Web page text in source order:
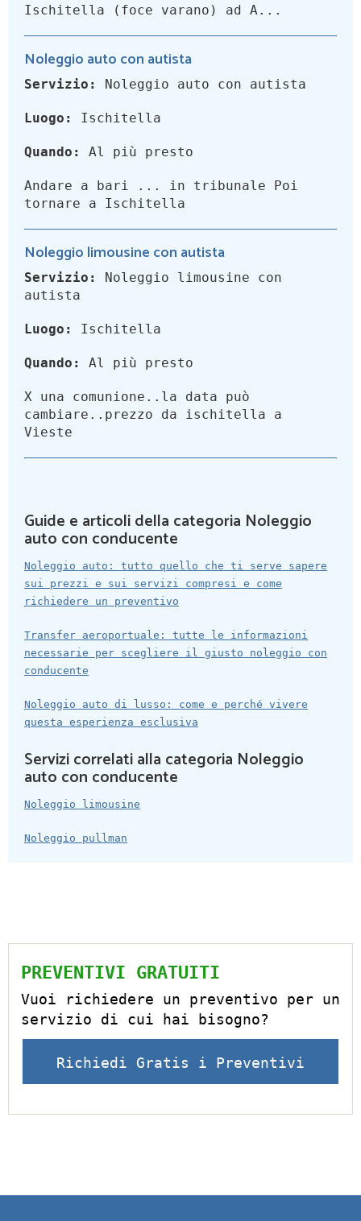
Ischitella (foce varano) ad A...
Noleggio auto con autista
Servizio: Noleggio auto con autista
Luogo: Ischitella
Quando: Al più presto
Andare a bari ... in tribunale Poi
tornare a Ischitella
Noleggio limousine con autista
Servizio:
Noleggio limousine con
autista
Luogo: Ischitella
Quando: Al più presto
X una comunione..la data può
cambiare..prezzo da ischitella a
Vieste
Guide e articoli della categoria Noleggio
auto con conducente
Noleggio auto: tutto quello che ti serve sapere
sui prezzi e sui servizi compresi e come
richiedere un preventivo
Transfer aeroportuale: tutte le informazioni
necessarie per scegliere il giusto noleggio con
conducente
Noleggio auto di lusso: come e perché vivere
questa esperienza esclusiva
Servizi correlati alla categoria Noleggio
auto con conducente
Noleggio limousine
Noleggio pullman
PREVENTIVI GRATUITI
Vuoi richiedere un preventivo per un
servizio di cui hai bisogno?
Richiedi Gratis i Preventivi